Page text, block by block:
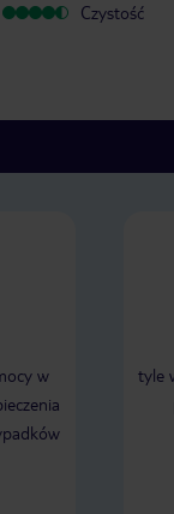
Czystość
w
tyle